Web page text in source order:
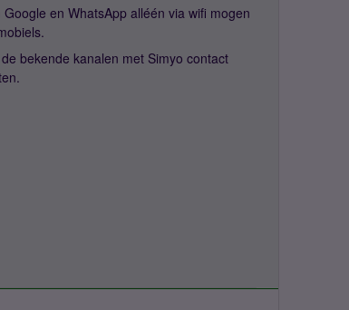
en WhatsApp alléén via wifi mogen
bekende kanalen met Simyo contact